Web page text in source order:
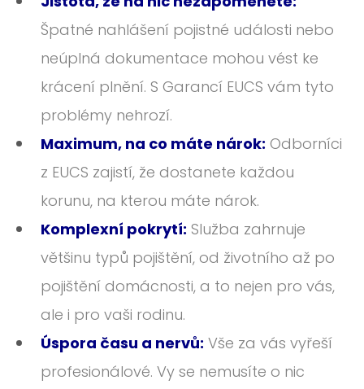
Špatné nahlášení pojistné události nebo
neúplná dokumentace mohou vést ke
krácení plnění. S Garancí EUCS vám tyto
problémy nehrozí.
Maximum, na co máte nárok: Odborníci
z EUCS zajistí, že dostanete každou
korunu, na kterou máte nárok.
Komplexní pokrytí: Služba zahrnuje
většinu typů pojištění, od životního až po
pojištění domácnosti, a to nejen pro vás,
ale i pro vaši rodinu.
Úspora času a nervů: Vše za vás vyřeší
profesionálové. Vy se nemusíte o nic